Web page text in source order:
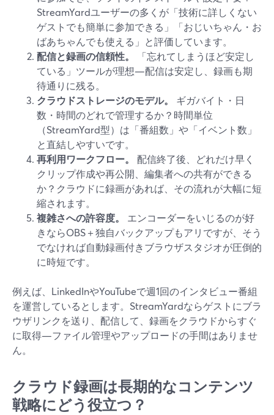
StreamYardユーザーの多くが「技術に詳しくない
ゲストでも簡単に参加できる」「おじいちゃん・お
ばあちゃんでも使える」と評価しています。
配信と録画の信頼性。
「忘れてしまうほど安定し
ている」ツールが理想—配信は安定し、録画も期
待通りに残る。
クラウドストレージのモデル。
ギガバイト・日
数・時間のどれで管理するか？時間単位
（StreamYard型）は「番組数」や「イベント数」
と直結しやすいです。
再利用ワークフロー。
配信終了後、どれだけ早く
クリップ作成や再公開、編集者への共有ができる
か？クラウドに録画があれば、その流れが大幅に短
縮されます。
複雑さへの許容度。
エンコーダーをいじるのが好
きならOBS＋独自バックアップもアリですが、そう
でなければ自動録画付きブラウザスタジオが圧倒的
に時短です。
例えば、LinkedInやYouTubeで週1回のインタビュー番組
を運営しているとします。StreamYardならゲストにブラ
ウザリンクを送り、配信して、録画をクラウドからすぐ
に取得—ファイル管理やアップロードの手間はありませ
ん。
クラウド録画は長期的なコンテンツ
戦略にどう役立つ？